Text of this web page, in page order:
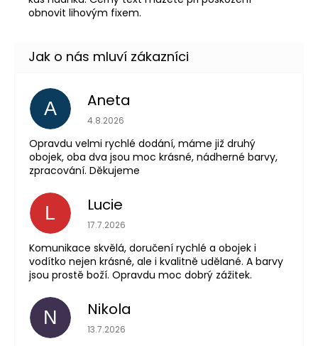
obnovit lihovým fixem.
A Aneta
Hodnocení
4.8.2026
Opravdu velmi rychlé dodání, máme již druhý
obojek, oba dva jsou moc krásné, nádherné barvy,
zpracování. Děkujeme
L Lucie
Hodnocení
17.7.2026
Komunikace skvělá, doručení rychlé a obojek i
vodítko nejen krásné, ale i kvalitně udělané. A barvy
jsou prostě boží. Opravdu moc dobrý zážitek.
N Nikola
Hodnocení
13.7.2026